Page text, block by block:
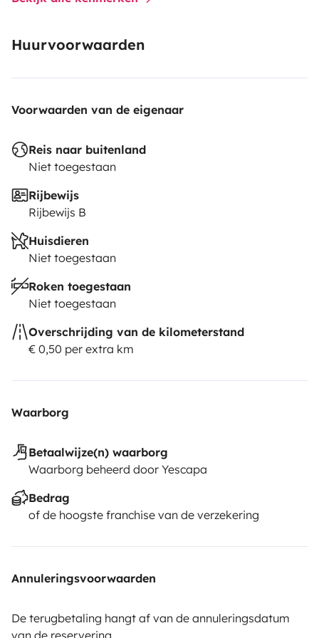
Huurvoorwaarden
Voorwaarden van de eigenaar
Reis naar buitenland
Niet toegestaan
Rijbewijs
Rijbewijs B
Huisdieren
Niet toegestaan
Roken toegestaan
Niet toegestaan
Overschrijding van de kilometerstand
€ 0,50 per extra km
Waarborg
Betaalwijze(n) waarborg
Waarborg beheerd door Yescapa
Bedrag
of de hoogste franchise van de verzekering
Annuleringsvoorwaarden
De terugbetaling hangt af van de annuleringsdatum
van de reservering.